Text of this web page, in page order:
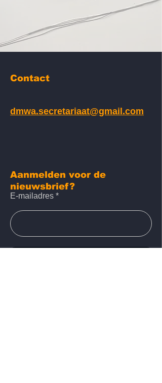
Contact
dmwa.secretariaat@gmail.com
Aanmelden voor de
nieuwsbrief?
E-mailadres